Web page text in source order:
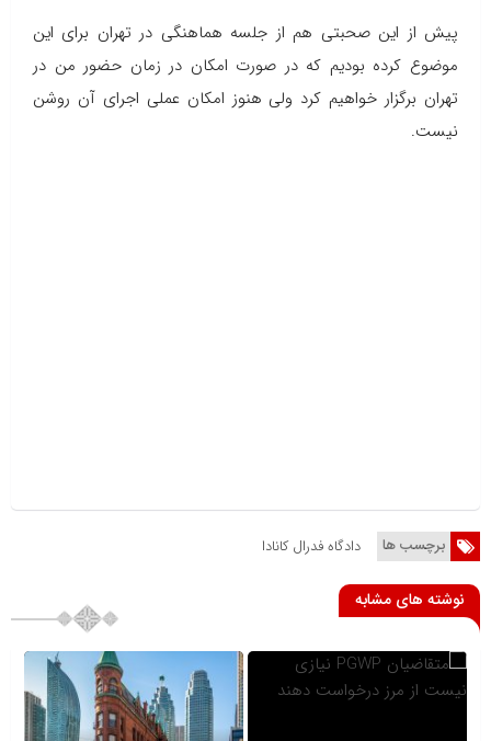
پیش از این صحبتی هم از جلسه هماهنگی در تهران برای این
موضوع کرده بودیم که در صورت امکان در زمان حضور من در
تهران برگزار خواهیم کرد ولی هنوز امکان عملی اجرای آن روشن
نیست.
برچسب ها دادگاه فدرال کانادا
نوشته های مشابه